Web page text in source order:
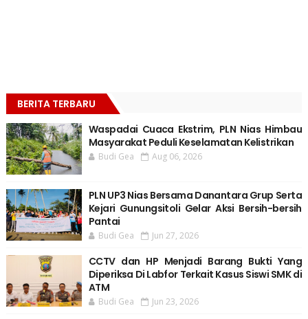
BERITA TERBARU
Waspadai Cuaca Ekstrim, PLN Nias Himbau
Masyarakat Peduli Keselamatan Kelistrikan
Budi Gea Aug 06, 2026
PLN UP3 Nias Bersama Danantara Grup Serta
Kejari Gunungsitoli Gelar Aksi Bersih-bersih
Pantai
Budi Gea Jun 27, 2026
CCTV dan HP Menjadi Barang Bukti Yang
Diperiksa Di Labfor Terkait Kasus Siswi SMK di
ATM
Budi Gea Jun 23, 2026